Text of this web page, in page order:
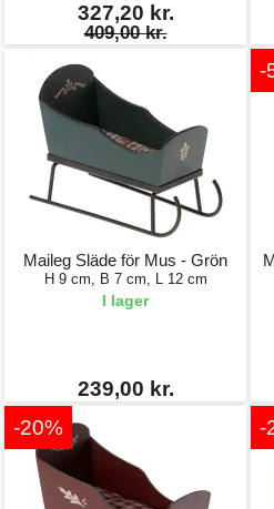
327,20 kr.
409,00 kr.
Maileg Släde för Mus - Grön
H 9 cm, B 7 cm, L 12 cm
I lager
239,00 kr.
-
-20% -